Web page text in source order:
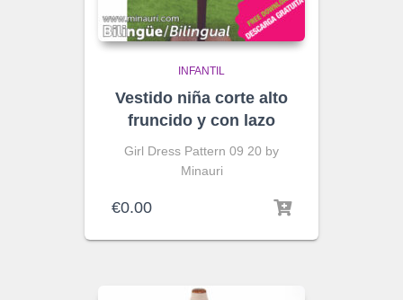
INFANTIL
Vestido niña corte alto
fruncido y con lazo
Girl Dress Pattern 09 20 by
Minauri
€0.00